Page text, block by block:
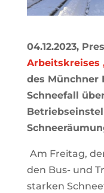
04.12.2023,
Arbeitskreises
des Münchner
Schneefall
Am Freitag,
den Bus- und
starken